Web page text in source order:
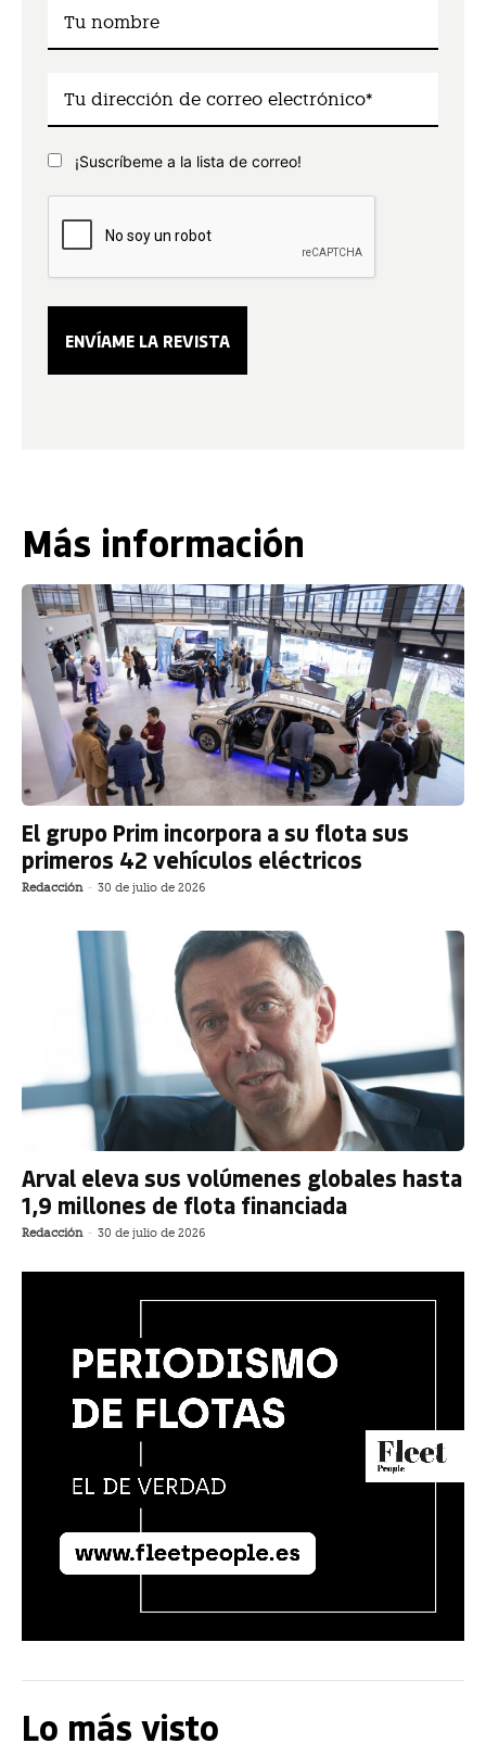
¡Suscríbeme a la lista de correo!
Más información
El grupo Prim incorpora a su flota sus
primeros 42 vehículos eléctricos
Redacción - 30 de julio de 2026
Arval eleva sus volúmenes globales hasta
1,9 millones de flota financiada
Redacción - 30 de julio de 2026
Lo más visto